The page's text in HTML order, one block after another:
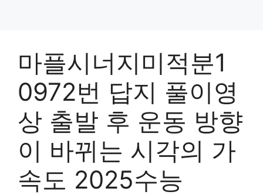
마플시너지미적분1
0972번 답지 풀이영
상 출발 후 운동 방향
이 바뀌는 시각의 가
속도 2025수능